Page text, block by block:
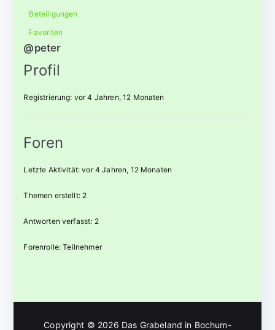
Beteiligungen
Favoriten
@peter
Profil
Registrierung: vor 4 Jahren, 12 Monaten
Foren
Letzte Aktivität: vor 4 Jahren, 12 Monaten
Themen erstellt: 2
Antworten verfasst: 2
Forenrolle: Teilnehmer
Copyright © 2026 Das Grabeland in Bochum-